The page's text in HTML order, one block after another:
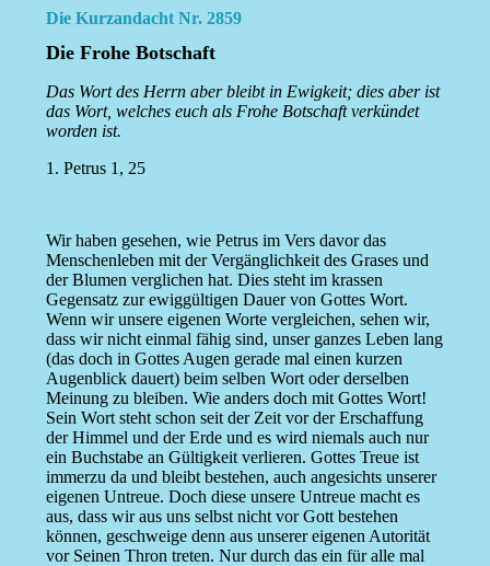
Die Kurzandacht Nr. 2859
Die Frohe Botschaft
Das Wort des Herrn aber bleibt in Ewigkeit; dies aber ist
das Wort, welches euch als Frohe Botschaft verkündet
worden ist.
1. Petrus 1, 25
Wir haben gesehen, wie Petrus im Vers davor das
Menschenleben mit der Vergänglichkeit des Grases und
der Blumen verglichen hat. Dies steht im krassen
Gegensatz zur ewiggültigen Dauer von Gottes Wort.
Wenn wir unsere eigenen Worte vergleichen, sehen wir,
dass wir nicht einmal fähig sind, unser ganzes Leben lang
(das doch in Gottes Augen gerade mal einen kurzen
Augenblick dauert) beim selben Wort oder derselben
Meinung zu bleiben. Wie anders doch mit Gottes Wort!
Sein Wort steht schon seit der Zeit vor der Erschaffung
der Himmel und der Erde und es wird niemals auch nur
ein Buchstabe an Gültigkeit verlieren. Gottes Treue ist
immerzu da und bleibt bestehen, auch angesichts unserer
eigenen Untreue. Doch diese unsere Untreue macht es
aus, dass wir aus uns selbst nicht vor Gott bestehen
können, geschweige denn aus unserer eigenen Autorität
vor Seinen Thron treten. Nur durch das ein für alle mal